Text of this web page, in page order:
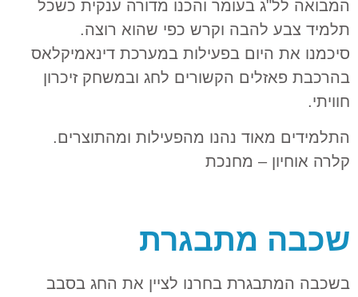
המבואה לל"ג בעומר והכנו מדורה ענקית כשכל
תלמיד צבע להבה וקרש כפי שהוא רוצה.
סיכמנו את היום בפעילות במערכת דינאמיקלאס
בהרכבת פאזלים הקשורים לחג ובמשחק זיכרון
חוויתי.
התלמידים מאוד נהנו מהפעילות ומהתוצרים.
קלרה אוחיון – מחנכת
שכבה מתבגרת
בשכבה המתבגרת בחרנו לציין את החג בסבב